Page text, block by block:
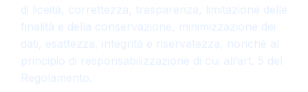
di liceità, correttezza, trasparenza, limitazione delle
finalità e della conservazione, minimizzazione dei
dati, esattezza, integrità e riservatezza, nonché al
principio di responsabilizzazione di cui all’art. 5 del
Regolamento.